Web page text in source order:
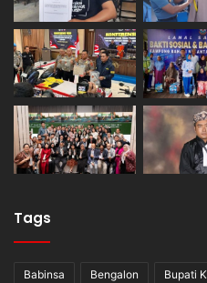
Tags
Babinsa Bengalon Bupati